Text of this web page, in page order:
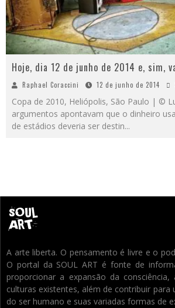
Hoje, dia 12 de junho de 2014 e, sim,
Raphael Coraccini 12 de junho de 2014
Copa de 2010, Heliópolis, São Paulo | ©
argumentos apontavam que o dinheiro
de estádios deveria ser destin...
A arte liberta. O pensamento é livre e o
O portal da SOUL ART é fonte de
proporcionar a expansão da consciência,
culturas existentes, além de contribuir para
do ser humano e suas variadas formas de